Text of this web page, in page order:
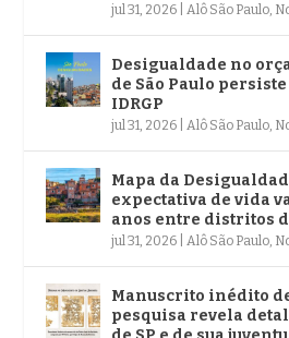
jul 31, 2026 |Alô São Paulo,
Desigualdade no
de São Paulo
IDRGP
jul 31, 2026 |Alô São Paulo,
Mapa da
expectativa de vida
anos entre distritos
jul 31, 2026 |Alô São Paulo,
Manuscrito inédito
pesquisa revela